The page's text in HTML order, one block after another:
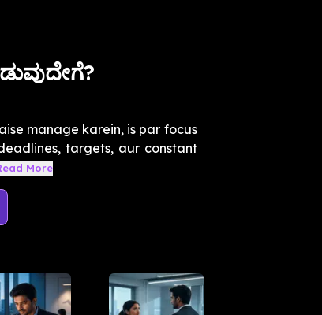
manage karein, is par focus
targets, aur constant
More